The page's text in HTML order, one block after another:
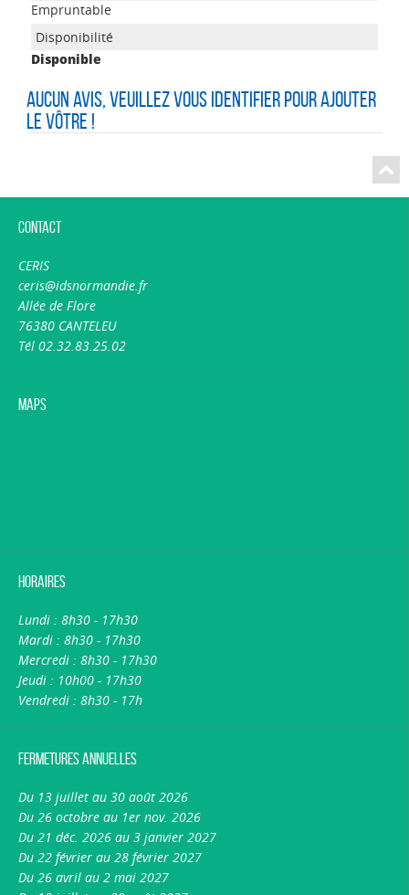
Empruntable
Disponible
Aucun avis, veuillez vous identifier pour ajouter
le vôtre !
Contact
CERIS
ceris@idsnormandie.fr
Allée de Flore
76380 CANTELEU
Tél 02.32.83.25.02
Maps
Horaires
Lundi : 8h30 - 17h30
Mardi : 8h30 - 17h30
Mercredi : 8h30 - 17h30
Jeudi : 10h00 - 17h30
Vendredi : 8h30 - 17h
Fermetures annuelles
Du 13 juillet au 30 août 2026
Du 26 octobre au 1er nov. 2026
Du 21 déc. 2026 au 3 janvier 2027
Du 22 février au 28 février 2027
Du 26 avril au 2 mai 2027